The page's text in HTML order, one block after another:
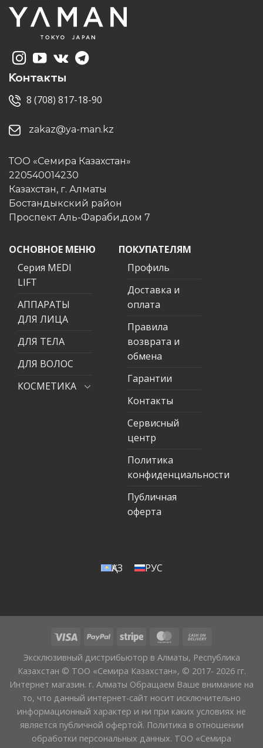
Контакты
8 (708) 817-18-90
zakaz@ya-man.kz
ТОО «Семира Казахстан»
220540014230
Казахстан, г. Алматы
Бостандыкский район
Проспект Аль-Фараби,дом 7
ОСНОВНОЕ МЕНЮ
Серия MEDI
LIFT
АППАРАТЫ
ДЛЯ ЛИЦА
ДЛЯ ТЕЛА
ДЛЯ ВОЛОС
КОСМЕТИКА
ПОКУПАТЕЛЯМ
Профиль
Доставка и
оплата
Правила
возврата и
обмена
Гарантии
Контакты
Сервисный
центр
Политика
конфиденциальности
Публичная
оферта
ҚАЗ РУС
Эксклюзивный дистрибьютор в Алматы, Республика
Казахстан © ТОО «Семира Казахстан», © 2017- 2026 гг.
Интернет магазин. г. Алматы Обращаем Ваше внимание на
то, что данный интернет-сайт носит исключительно
информационный характер и ни при каких условиях не
является публичной офертой. Политика в отношении
обработки персональных данных. ТОО «Семира